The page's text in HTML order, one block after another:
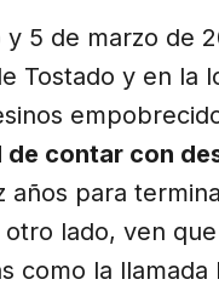
5 de marzo de
Tostado y en la
de contar con
para
lado, ven
la llamada